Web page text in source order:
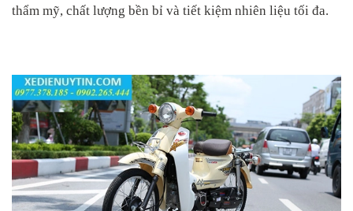
thẩm mỹ, chất lượng bền bỉ và tiết kiệm nhiên liệu tối đa.